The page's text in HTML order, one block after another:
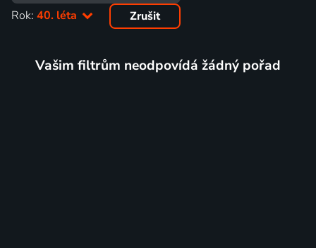
Rok: 40. léta Zrušit
Vašim filtrům neodpovídá žádný pořad